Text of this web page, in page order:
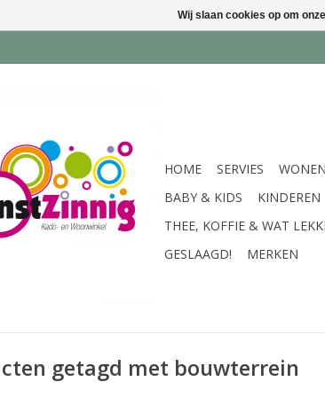
HOME SERVIES
BABY & KIDS
KINDEREN
THEE, KOFFIE & WAT
GESLAAGD!
MERKEN
getagd met bouwterrein
Wij slaan cookies op om